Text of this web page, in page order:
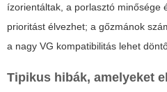
ízorientáltak, a porlasztó minősége
prioritást élvezhet; a gőzmánok
a nagy VG kompatibilitás lehet
Tipikus hibák, amelyeket